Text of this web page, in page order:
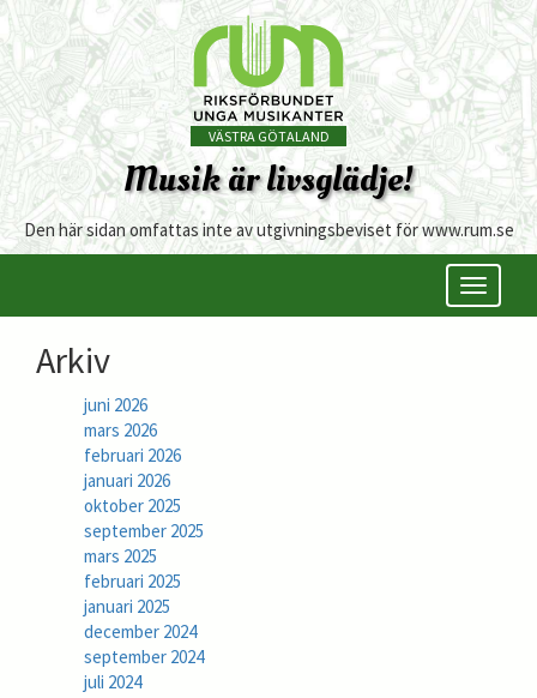
VÄSTRA GÖTALAND
Musik är livsglädje!
Den här sidan omfattas inte av utgivningsbeviset för www.rum.se
Öppna/
meny
Arkiv
juni 2026
mars 2026
februari 2026
januari 2026
oktober 2025
september 2025
mars 2025
februari 2025
januari 2025
december 2024
september 2024
juli 2024